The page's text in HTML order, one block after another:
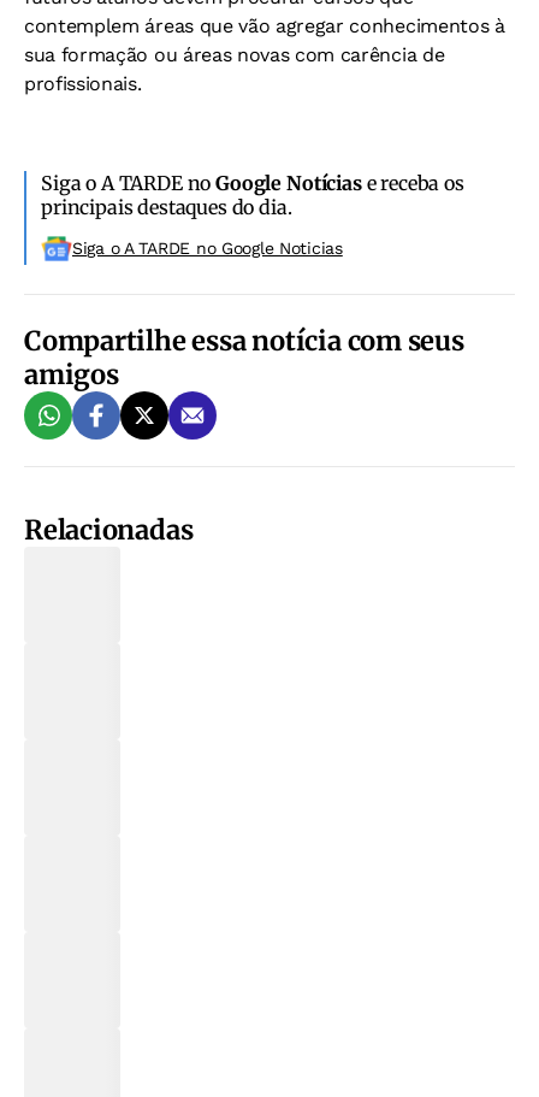
contemplem áreas que vão agregar conhecimentos à
sua formação ou áreas novas com carência de
profissionais.
Siga o A TARDE noGoogle Notíciase receba os
principais destaques do dia.
Siga o A TARDE no Google Noticias
Compartilhe essa notícia com seus
amigos
Relacionadas